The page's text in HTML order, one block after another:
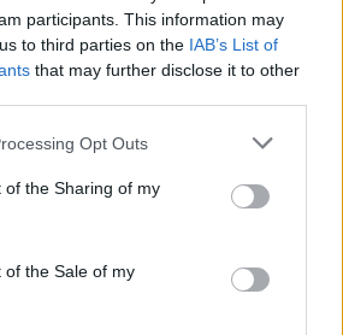
participants. This information may
to third parties on the IAB’s List of
that may further disclose it to other
Opt Outs
of the Sharing of my
of the Sale of my
ΓΡΊΒΑΣ 2 ημέρες ago
3 ημέρες ago
δυναμική επιστροφή στα
ΓΡΊΒΑΣ 4 ημέρες ago